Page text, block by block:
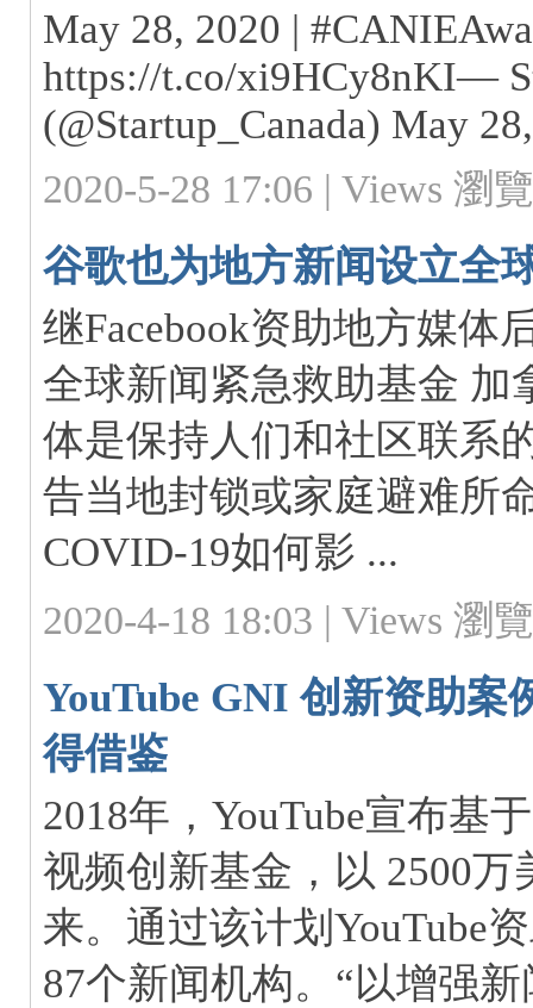
S.
ca
May 28, 2020 |
https://t.co/xi9HCy8nKI—
(@Startup_Canada) May
2020-5-28 17:06 | Views 瀏
谷歌也为地方新闻设立全
继Facebook资助地方媒体
全球新闻紧急救助基金 加
体是保持人们和社区联系
告当地封锁或家庭避难所
COVID-19如何影 ...
2020-4-18 18:03 | Views 瀏
YouTube GNI 创新资助案
得借鉴
2018年，YouTube宣布基
视频创新基金，以 2500
来。通过该计划YouTube
87个新闻机构。“以增强